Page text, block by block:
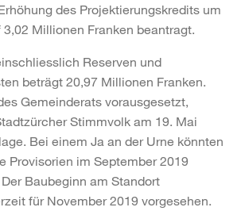
des Projektierungskredits um
Millionen Franken beantragt.
Reserven und
beträgt 20,97 Millionen Franken.
Gemeinderats vorausgesetzt,
Stimmvolk am 19. Mai
Bei einem Ja an der Urne könnten
Provisorien im September 2019
Baubeginn am Standort
für November 2019 vorgesehen.